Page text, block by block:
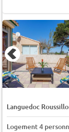
Languedoc
Logement 4